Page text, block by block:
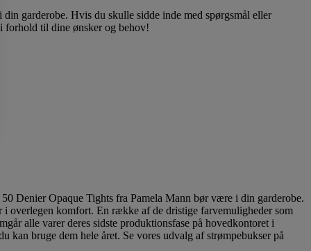
garderobe. Hvis du skulle sidde inde med spørgsmål eller
til dine ønsker og behov!